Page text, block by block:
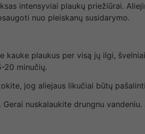
intensyviai plaukų priežiūrai.
nuo pleiskanų susidarymo.
kauke plaukus per visą jų ilgi, švelniai
20 minučių.
jog aliejaus likučiai būtų
nuskalaukite drungnu vandeniu.